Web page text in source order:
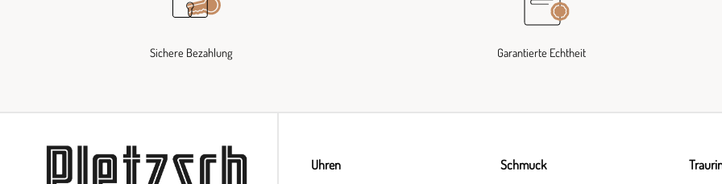
Sichere Bezahlung Garantierte Echtheit
Uhren Schmuck